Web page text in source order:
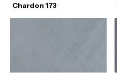
Chardon 173